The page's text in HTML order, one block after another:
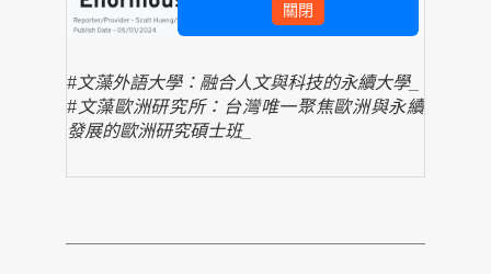
#文藻外語大學：融合人文與科技的永續大學_
#文藻歐洲研究所：台灣唯一聚焦歐洲與永續
發展的歐洲研究碩士班_
關閉